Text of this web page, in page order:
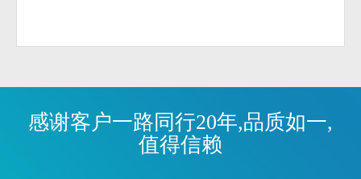
感谢客户一路同行20年,品质如一,
值得信赖